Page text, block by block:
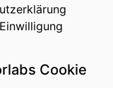
Cookie